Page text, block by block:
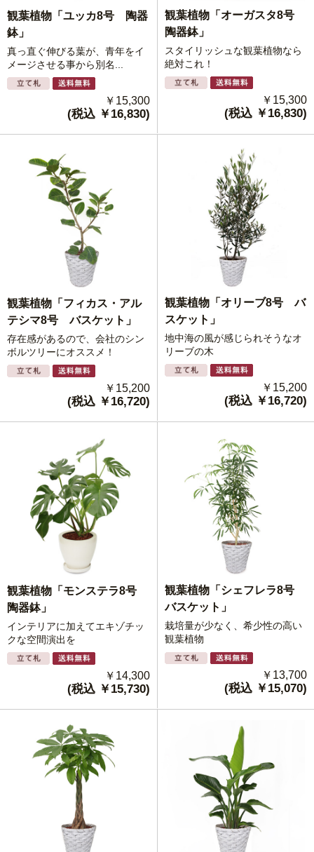
観葉植物「ユッカ8号 陶器
鉢」
真っ直ぐ伸びる葉が、青年をイ
メージさせる事から別名...
￥15,300
(税込 ￥16,830)
観葉植物「オーガスタ8号
陶器鉢」
スタイリッシュな観葉植物なら
絶対これ！
￥15,300
(税込 ￥16,830)
観葉植物「フィカス・アル
テシマ8号 バスケット」
存在感があるので、会社のシン
ボルツリーにオススメ！
￥15,200
(税込 ￥16,720)
観葉植物「オリーブ8号 バ
スケット」
地中海の風が感じられそうなオ
リーブの木
￥15,200
(税込 ￥16,720)
観葉植物「モンステラ8号
陶器鉢」
インテリアに加えてエキゾチッ
クな空間演出を
￥14,300
(税込 ￥15,730)
観葉植物「シェフレラ8号
バスケット」
栽培量が少なく、希少性の高い
観葉植物
￥13,700
(税込 ￥15,070)